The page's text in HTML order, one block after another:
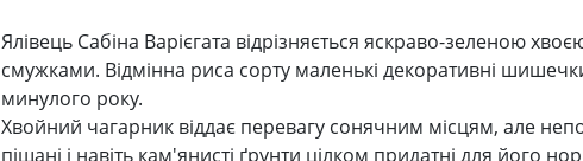
Ялівець Сабіна Варієгата відрізняється яскраво-зеленою
смужками. Відмінна риса сорту маленькі декоративні
минулого року.
Хвойний чагарник віддає перевагу сонячним місцям, але
піщані і навіть кам'янисті ґрунти цілком придатні для його